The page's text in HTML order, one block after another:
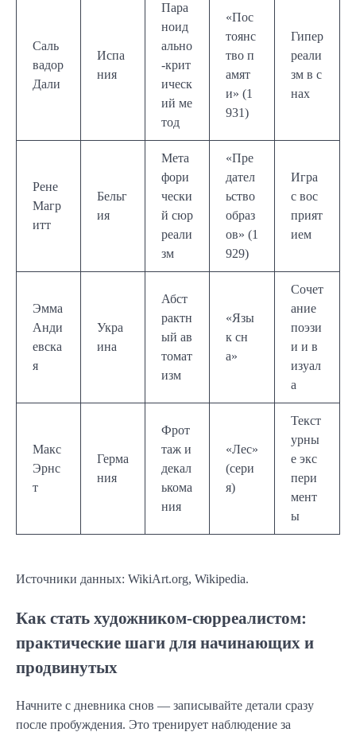
Саль
вадор
Дали
Испа
ния
Пара
ноид
ально
-крит
ическ
ий ме
тод
«Пос
тоянс
тво п
амят
и» (1
931)
Гипер
реали
зм в с
нах
Рене
Магр
итт
Бельг
ия
Мета
фори
чески
й сюр
реали
зм
«Пре
дател
ьство
образ
ов» (1
929)
Игра
с вос
прият
ием
Эмма
Анди
евска
я
Укра
ина
Абст
рактн
ый ав
томат
изм
«Язы
к сн
а»
Сочет
ание
поэзи
и и в
изуал
а
Макс
Эрнс
т
Герма
ния
Фрот
таж и
декал
ькома
ния
«Лес»
(сери
я)
Текст
урны
е экс
пери
мент
ы
Источники данных: WikiArt.org, Wikipedia.
Как стать художником-сюрреалистом:
практические шаги для начинающих и
продвинутых
Начните с дневника снов — записывайте детали сразу
после пробуждения. Это тренирует наблюдение за